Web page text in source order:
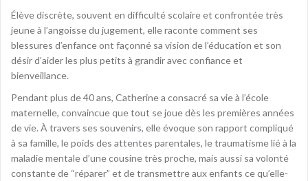
Élève discrète, souvent en difficulté scolaire et confrontée très
jeune à l’angoisse du jugement, elle raconte comment ses
blessures d’enfance ont façonné sa vision de l’éducation et son
désir d’aider les plus petits à grandir avec confiance et
bienveillance.
Pendant plus de 40 ans, Catherine a consacré sa vie à l’école
maternelle, convaincue que tout se joue dès les premières années
de vie. À travers ses souvenirs, elle évoque son rapport compliqué
à sa famille, le poids des attentes parentales, le traumatisme lié à la
maladie mentale d’une cousine très proche, mais aussi sa volonté
constante de “réparer” et de transmettre aux enfants ce qu’elle-